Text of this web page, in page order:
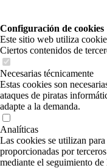
Configuración de cookies
Este sitio web utiliza
Ciertos contenidos de
Necesarias técnicamente
Estas cookies son
ataques de piratas
adapte a la demanda.
Analíticas
Las cookies se utilizan
proporcionadas por
mediante el seguimiento